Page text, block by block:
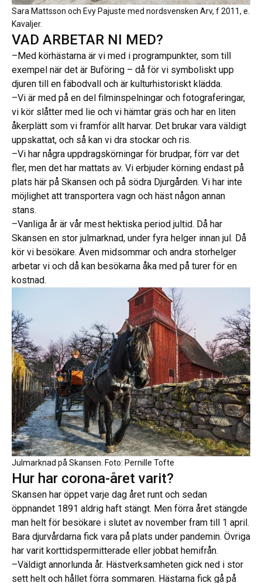
Sara Mattsson och Evy Pajuste med nordsvensken Arv, f 2011, e.
Kavaljer.
VAD ARBETAR NI MED?
–Med körhästarna är vi med i programpunkter, som till
exempel när det är Buföring – då för vi symboliskt upp
djuren till en fäbodvall och är kulturhistoriskt klädda.
–Vi är med på en del filminspelningar och fotograferingar,
vi kör slåtter med lie och vi hämtar gräs och har en liten
åkerplätt som vi framför allt harvar. Det brukar vara väldigt
uppskattat, och så kan vi dra stockar och ris.
–Vi har några uppdragskörningar för brudpar, förr var det
fler, men det har mattats av. Vi erbjuder körning endast på
plats här på Skansen och på södra Djurgården. Vi har inte
möjlighet att transportera vagn och häst någon annan
stans.
–Vanliga år är vår mest hektiska period jultid. Då har
Skansen en stor julmarknad, under fyra helger innan jul. Då
kör vi besökare. Även midsommar och andra storhelger
arbetar vi och då kan besökarna åka med på turer för en
kostnad.
Julmarknad på Skansen. Foto: Pernille Tofte
Hur har corona-året varit?
Skansen har öppet varje dag året runt och sedan
öppnandet 1891 aldrig haft stängt. Men förra året stängde
man helt för besökare i slutet av november fram till 1 april.
Bara djurvårdarna fick vara på plats under pandemin. Övriga
har varit korttidspermitterade eller jobbat hemifrån.
–Väldigt annorlunda år. Hästverksamheten gick ned i stor
sett helt och hållet förra sommaren. Hästarna fick gå på